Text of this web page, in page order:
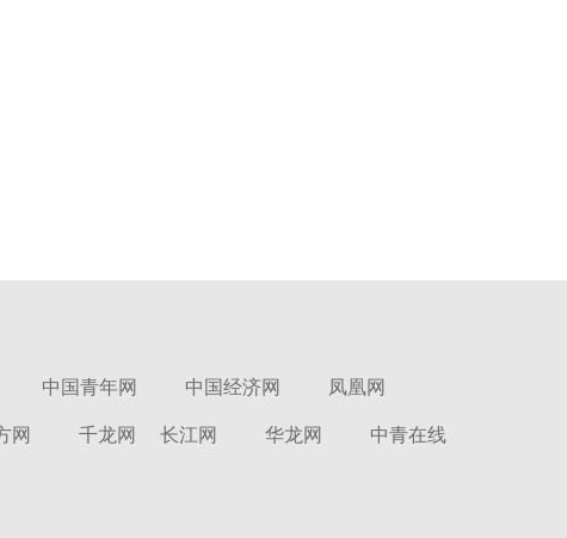
中国青年网 中国经济网 凤凰网
网 千龙网 长江网 华龙网 中青在线